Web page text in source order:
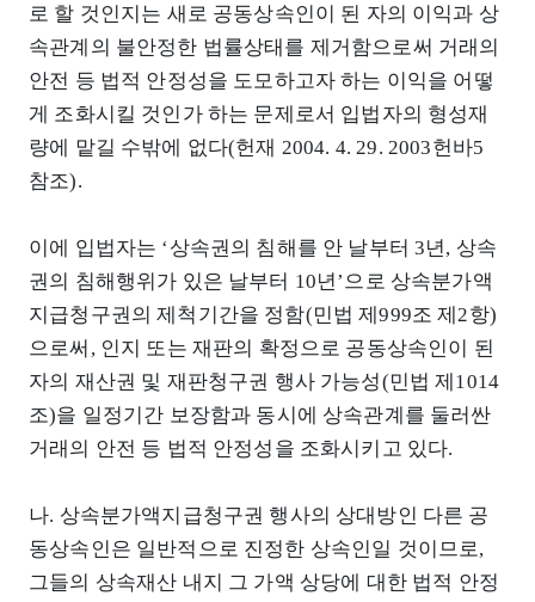
로 할 것인지는 새로 공동상속인이 된 자의 이익과 상
속관계의 불안정한 법률상태를 제거함으로써 거래의
안전 등 법적 안정성을 도모하고자 하는 이익을 어떻
게 조화시킬 것인가 하는 문제로서 입법자의 형성재
량에 맡길 수밖에 없다(헌재 2004. 4. 29. 2003헌바5
참조).
이에 입법자는 ‘상속권의 침해를 안 날부터 3년, 상속
권의 침해행위가 있은 날부터 10년’으로 상속분가액
지급청구권의 제척기간을 정함(민법 제999조 제2항)
으로써, 인지 또는 재판의 확정으로 공동상속인이 된
자의 재산권 및 재판청구권 행사 가능성(민법 제1014
조)을 일정기간 보장함과 동시에 상속관계를 둘러싼
거래의 안전 등 법적 안정성을 조화시키고 있다.
나. 상속분가액지급청구권 행사의 상대방인 다른 공
동상속인은 일반적으로 진정한 상속인일 것이므로,
그들의 상속재산 내지 그 가액 상당에 대한 법적 안정